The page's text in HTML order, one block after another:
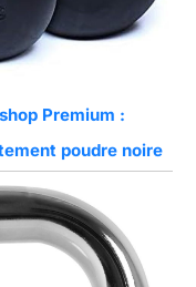
Premium :
poudre noire